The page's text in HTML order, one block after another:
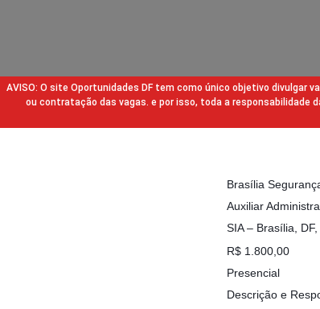
AVISO: O site Oportunidades DF tem como único objetivo divulgar
ou contratação das vagas. e por isso, toda a responsabilidade
Brasília
Auxiliar
SIA – Brasília,
R$ 1.800,00
Presencial
Descrição e